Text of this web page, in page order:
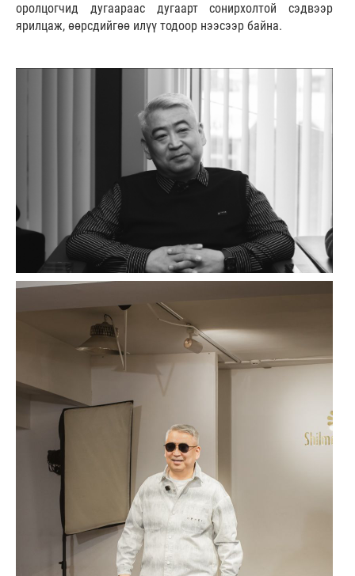
оролцогчид дугаараас дугаарт сонирхолтой сэдвээр
ярилцаж, өөрсдийгөө илүү тодоор нээсээр байна.